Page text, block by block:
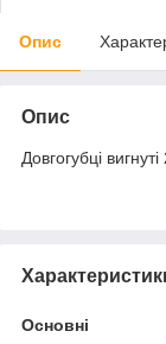
Опис
Опис
Довгогубці
Основні